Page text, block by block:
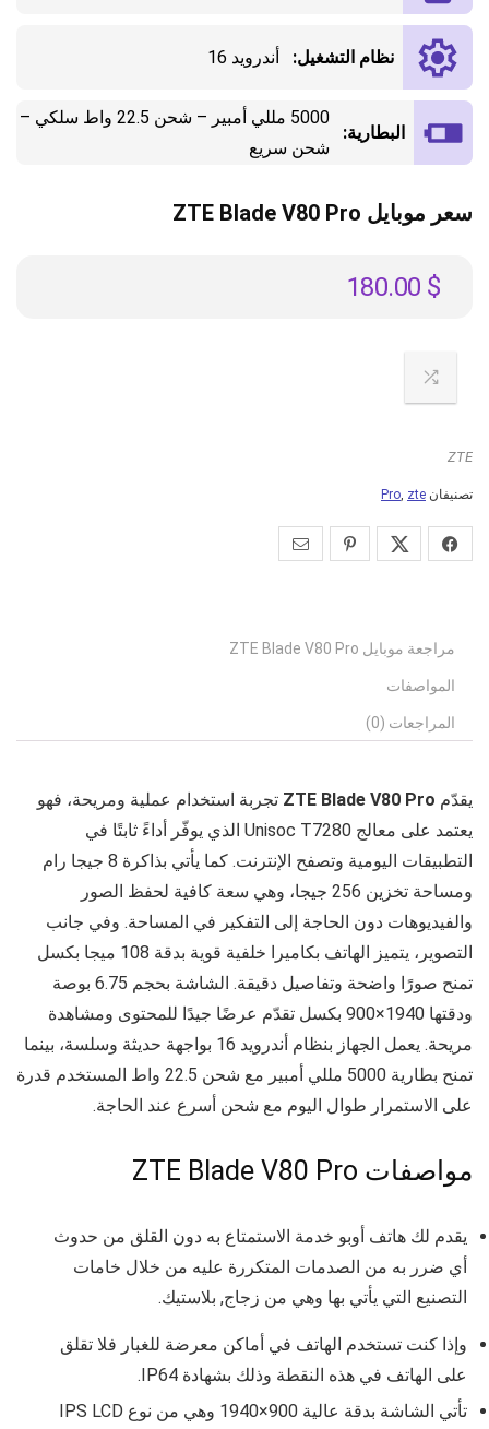
نظام التشغيل: أندرويد 16
البطارية:
5000 مللي أمبير – شحن 22.5 واط سلكي –
شحن سريع
سعر موبايل ZTE Blade V80 Pro
$
180.00
ZTE
تصنيفان Pro, zte
مراجعة موبايل ZTE Blade V80 Pro
المواصفات
المراجعات (0)
يقدّم ZTE Blade V80 Pro تجربة استخدام عملية ومريحة، فهو
يعتمد على معالج Unisoc T7280 الذي يوفّر أداءً ثابتًا في
التطبيقات اليومية وتصفح الإنترنت. كما يأتي بذاكرة 8 جيجا رام
ومساحة تخزين 256 جيجا، وهي سعة كافية لحفظ الصور
والفيديوهات دون الحاجة إلى التفكير في المساحة. وفي جانب
التصوير، يتميز الهاتف بكاميرا خلفية قوية بدقة 108 ميجا بكسل
تمنح صورًا واضحة وتفاصيل دقيقة. الشاشة بحجم 6.75 بوصة
ودقتها 1940×900 بكسل تقدّم عرضًا جيدًا للمحتوى ومشاهدة
مريحة. يعمل الجهاز بنظام أندرويد 16 بواجهة حديثة وسلسة، بينما
تمنح بطارية 5000 مللي أمبير مع شحن 22.5 واط المستخدم قدرة
على الاستمرار طوال اليوم مع شحن أسرع عند الحاجة.
مواصفات ZTE Blade V80 Pro
يقدم لك هاتف أوبو خدمة الاستمتاع به دون القلق من حدوث
أي ضرر به من الصدمات المتكررة عليه من خلال خامات
التصنيع التي يأتي بها وهي من زجاج, بلاستيك.
وإذا كنت تستخدم الهاتف في أماكن معرضة للغبار فلا تقلق
على الهاتف في هذه النقطة وذلك بشهادة
تأتي الشاشة بدقة عالية 900×1940 وهي من نوع IPS LCD